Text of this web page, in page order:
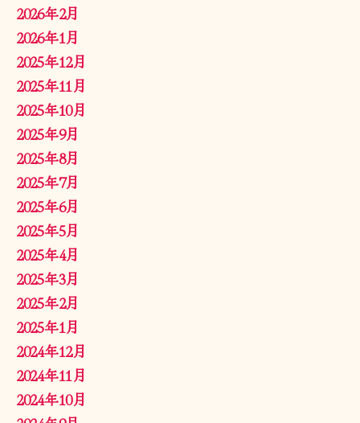
2026年2月
2026年1月
2025年12月
2025年11月
2025年10月
2025年9月
2025年8月
2025年7月
2025年6月
2025年5月
2025年4月
2025年3月
2025年2月
2025年1月
2024年12月
2024年11月
2024年10月